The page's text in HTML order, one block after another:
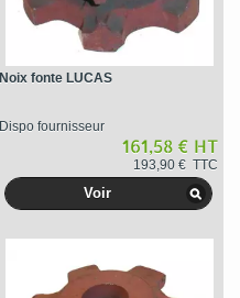
Noix fonte LUCAS
Dispo fournisseur
161,58 € HT
193,90 € TTC
Voir